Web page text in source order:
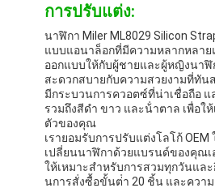
การปรับแต่ง:
นาฬิกา Miler ML8029 Silicon
แบบแอนาล็อกที่มีความหลากหลาย
ออกแบบให้กับผู้ชายและผู้หญิงนา
สะดวกสบายกับความสวยงามที่ทัน
มีกระบวนการควอตซ์ที่น่าเชื่อถือ
รวมถึงสีดํา ขาว และน้ําตาล เพื่อใ
ตัวของคุณ
เรายอมรับการปรับแต่งโลโก้
เปลี่ยนนาฬิกาด้วยแบรนด์ของคุณ
ให้เหมาะสําหรับการสวมทุกวันแล
นการสั่งซื้อขั้นต่ํา 20 ชิ้น และควา